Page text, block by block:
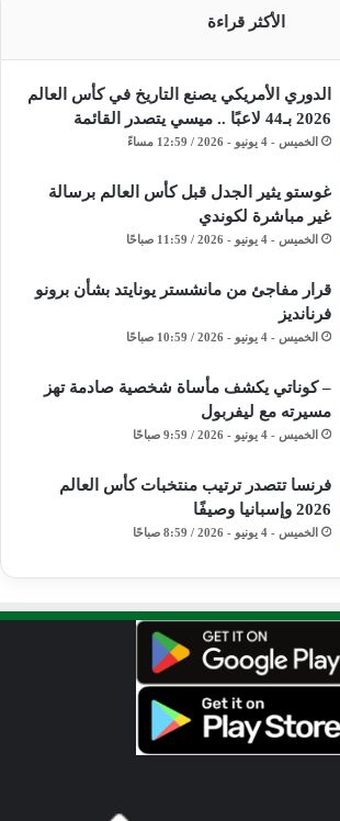
الأكثر قراءة
الدوري الأمريكي يصنع التاريخ في كأس العالم
2026 بـ44 لاعبًا .. ميسي يتصدر القائمة
الخميس - 4 يونيو - 2026 / 12:59 مساءً
غوستو يثير الجدل قبل كأس العالم برسالة
غير مباشرة لكوندي
الخميس - 4 يونيو - 2026 / 11:59 صباحًا
قرار مفاجئ من مانشستر يونايتد بشأن برونو
فرنانديز
الخميس - 4 يونيو - 2026 / 10:59 صباحًا
– كوناتي يكشف مأساة شخصية صادمة تهز
مسيرته مع ليفربول
الخميس - 4 يونيو - 2026 / 9:59 صباحًا
فرنسا تتصدر ترتيب منتخبات كأس العالم
2026 وإسبانيا وصيفًا
الخميس - 4 يونيو - 2026 / 8:59 صباحًا